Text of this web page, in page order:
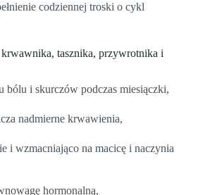
codziennej troski o cykl
tasznika, przywrotnika i
bólu i skurczów podczas miesiączki,
nadmierne krwawienia,
i wzmacniająco na macicę i naczynia
hormonalną,